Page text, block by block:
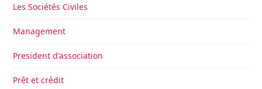
Les Sociétés Civiles
Management
President d'association
Prêt et crédit